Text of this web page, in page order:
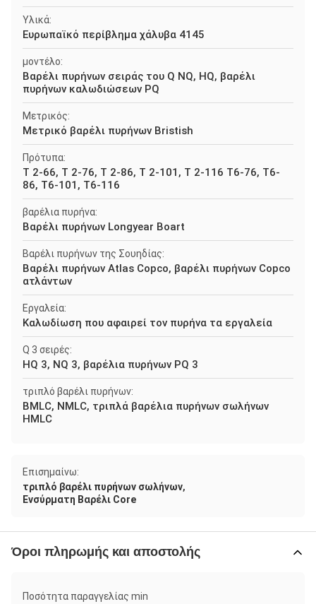
Υλικά:
Ευρωπαϊκό περίβλημα χάλυβα 4145
μοντέλο:
Βαρέλι πυρήνων σειράς του Q NQ, HQ, βαρέλι
πυρήνων καλωδιώσεων PQ
Μετρικός:
Μετρικό βαρέλι πυρήνων Bristish
Πρότυπα:
Τ 2-66, Τ 2-76, Τ 2-86, Τ 2-101, Τ 2-116 T6-76, T6-
86, T6-101, T6-116
βαρέλια πυρήνα:
Βαρέλι πυρήνων Longyear Boart
Βαρέλι πυρήνων της Σουηδίας:
Βαρέλι πυρήνων Atlas Copco, βαρέλι πυρήνων Copco
ατλάντων
Εργαλεία:
Καλωδίωση που αφαιρεί τον πυρήνα τα εργαλεία
Q 3 σειρές:
HQ 3, NQ 3, βαρέλια πυρήνων PQ 3
τριπλό βαρέλι πυρήνων:
BMLC, NMLC, τριπλά βαρέλια πυρήνων σωλήνων
HMLC
Επισημαίνω:
τριπλό βαρέλι πυρήνων σωλήνων,
Ενσύρματη Βαρέλι Core
Όροι πληρωμής και αποστολής
Ποσότητα παραγγελίας min